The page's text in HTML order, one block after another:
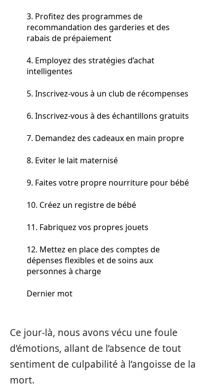
3. Profitez des programmes de
recommandation des garderies et des
rabais de prépaiement
4. Employez des stratégies d’achat
intelligentes
5. Inscrivez-vous à un club de récompenses
6. Inscrivez-vous à des échantillons gratuits
7. Demandez des cadeaux en main propre
8. Eviter le lait maternisé
9. Faites votre propre nourriture pour bébé
10. Créez un registre de bébé
11. Fabriquez vos propres jouets
12. Mettez en place des comptes de
dépenses flexibles et de soins aux
personnes à charge
Dernier mot
Ce jour-là, nous avons vécu une foule
d’émotions, allant de l’absence de tout
sentiment de culpabilité à l’angoisse de la
mort.